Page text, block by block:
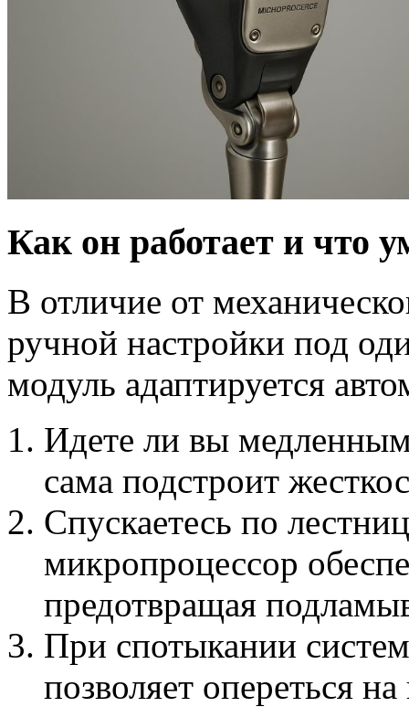
Как он работает и что
В отличие от
ручной настройки под
модуль адаптируется
Идете ли вы
сама подстроит
Спускаетесь по
микропроцессор
предотвращая
При спотыкании
позволяет опереться